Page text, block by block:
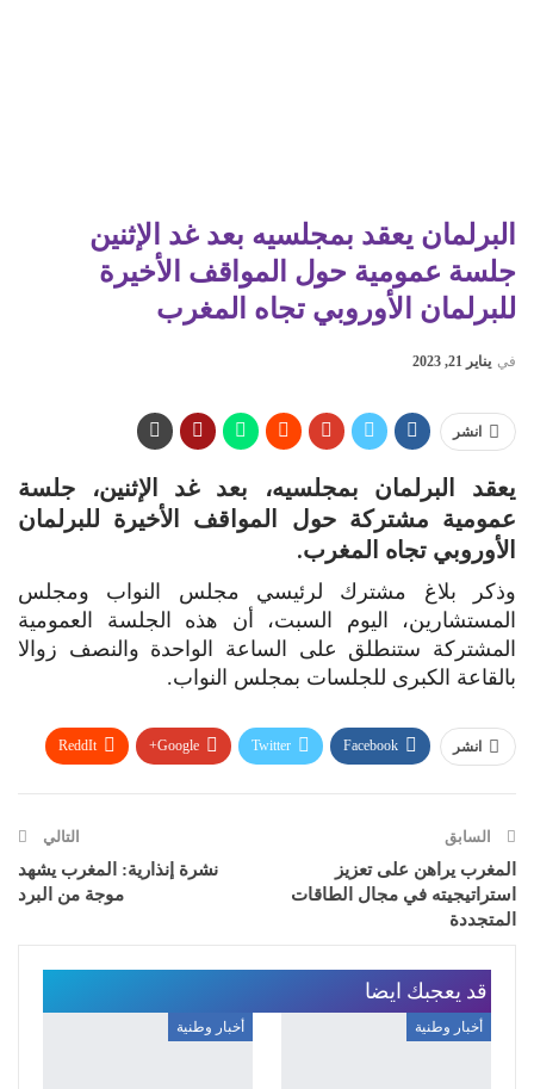
البرلمان يعقد بمجلسيه بعد غد الإثنين
جلسة عمومية حول المواقف الأخيرة
للبرلمان الأوروبي تجاه المغرب
في يناير 21, 2023
انشر
يعقد البرلمان بمجلسيه، بعد غد الإثنين، جلسة
عمومية مشتركة حول المواقف الأخيرة للبرلمان
الأوروبي تجاه المغرب.
وذكر بلاغ مشترك لرئيسي مجلس النواب ومجلس
المستشارين، اليوم السبت، أن هذه الجلسة العمومية
المشتركة ستنطلق على الساعة الواحدة والنصف زوالا
بالقاعة الكبرى للجلسات بمجلس النواب.
انشر Facebook
Twitter
Google+
ReddIt
السابق
المغرب يراهن على تعزيز
استراتيجيته في مجال الطاقات
المتجددة
التالي
نشرة إنذارية: المغرب يشهد
موجة من البرد
قد يعجبك ايضا
أخبار وطنية أخبار وطنية